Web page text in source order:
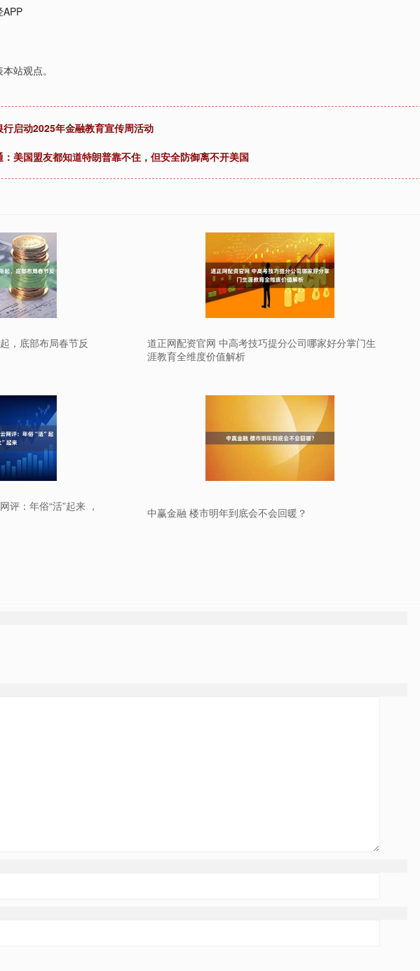
APP
站观点。
启动2025年金融教育宣传周活动
美国盟友都知道特朗普靠不住，但安全防御离不开美国
，底部布局春节反
道正网配资官网 中高考技巧提分公司哪家好分掌门生
涯教育全维度价值解析
评：年俗“活”起来 ，
中赢金融 楼市明年到底会不会回暖？